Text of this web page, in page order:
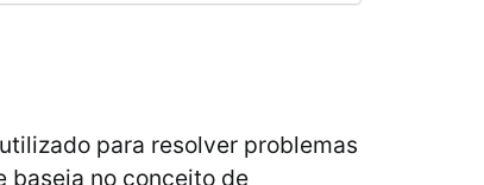
para resolver problemas
baseia no conceito de